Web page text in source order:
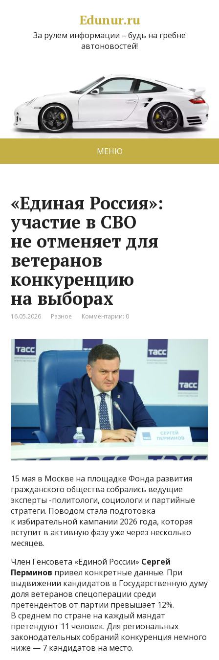
Edunur.ru
За рулем информации – будь на гребне
автоновостей!
МЕНЮ
«Единая Россия»:
участие в СВО
не отменяет для
ветеранов
конкуренцию
на выборах
16.05.2026 Разное Комментарии: 0
15 мая в Москве на площадке Фонда развития
гражданского общества собрались ведущие
эксперты -политологи, социологи и партийные
стратеги. Поводом стала подготовка
к избирательной кампании 2026 года, которая
вступит в активную фазу уже через несколько
месяцев.
Член Генсовета «Единой России» Сергей
Перминов привел конкретные данные. При
выдвижении кандидатов в Государственную думу
доля ветеранов спецоперации среди
претендентов от партии превышает 12%.
В среднем по стране на каждый мандат
претендуют 11 человек. Для региональных
законодательных собраний конкуренция немного
ниже — 7 кандидатов на место.